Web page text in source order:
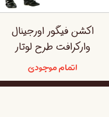
اکشن فیگور اورجینال
وارکرافت طرح لوتار
اتمام موجودی